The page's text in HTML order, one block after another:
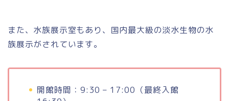
また、水族展示室もあり、国内最大級の淡水生物の水
族展示がされています。
開館時間：9:30 – 17:00（最終入館